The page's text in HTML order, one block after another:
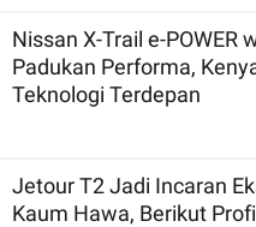
Nissan X-Trail e-POWER
Padukan Performa,
Teknologi Terdepan
Jetour T2 Jadi Incaran
Kaum Hawa, Berikut